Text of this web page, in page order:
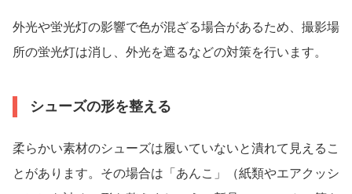
外光や蛍光灯の影響で色が混ざる場合があるため、撮影場
所の蛍光灯は消し、外光を遮るなどの対策を行います。
シューズの形を整える
柔らかい素材のシューズは履いていないと潰れて見えるこ
とがあります。その場合は「あんこ」（紙類やエアクッシ